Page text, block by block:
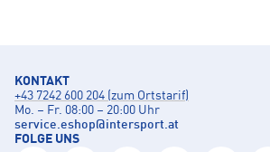
KONTAKT
+43 7242 600 204 (zum Ortstarif)
Mo. – Fr. 08:00 – 20:00 Uhr
service.eshop@intersport.at
FOLGE UNS